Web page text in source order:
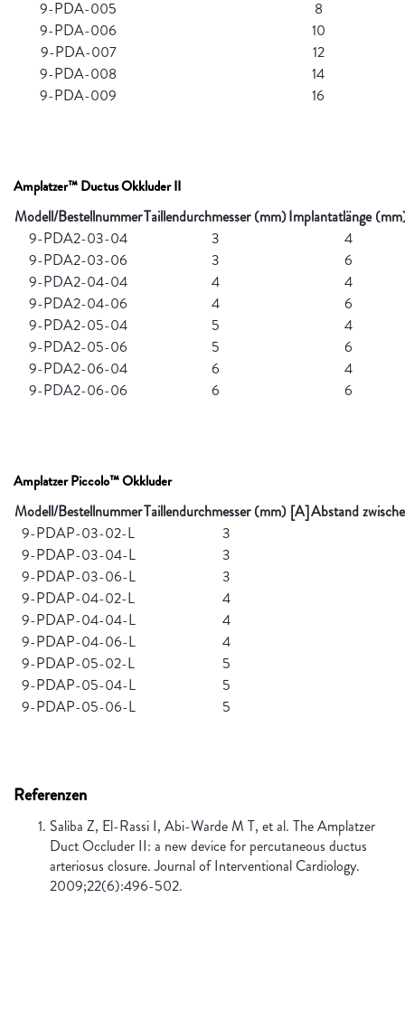
9-PDA-005
8
9-PDA-006
10
9-PDA-007
12
9-PDA-008
14
9-PDA-009
16
Amplatzer™ Ductus Okkluder II
Modell/BestellnummerTaillendurchmesser (mm)Implantatlänge
9-PDA2-03-04
3
4
9-PDA2-03-06
3
6
9-PDA2-04-04
4
4
9-PDA2-04-06
4
6
9-PDA2-05-04
5
4
9-PDA2-05-06
5
6
9-PDA2-06-04
6
4
9-PDA2-06-06
6 6
Amplatzer Piccolo™ Okkluder
Modell/BestellnummerTaillendurchmesser (mm) [A]Abstand
9-PDAP-03-02-L
3
9-PDAP-03-04-L
3
9-PDAP-03-06-L
3
9-PDAP-04-02-L
4
9-PDAP-04-04-L
4
9-PDAP-04-06-L
4
9-PDAP-05-02-L
5
9-PDAP-05-04-L
5
9-PDAP-05-06-L
5
Referenzen
Saliba Z, El-Rassi I, Abi-Warde M T, et al. The Amplatzer
Duct Occluder II: a new device for percutaneous ductus
arteriosus closure. Journal of Interventional Cardiology.
2009;22(6):496-502.